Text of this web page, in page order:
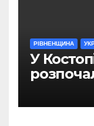
РІВНЕНЩИНА
У